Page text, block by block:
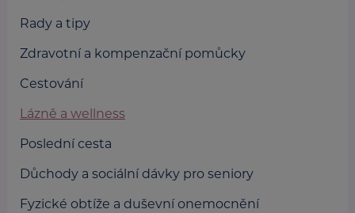
Rady a tipy
Zdravotní a kompenzační pomůcky
Cestování
Lázně a wellness
Poslední cesta
Důchody a sociální dávky pro seniory
Fyzické obtíže a duševní onemocnění